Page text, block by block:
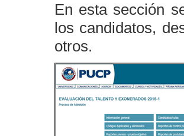
En esta sección
los candidatos,
otros.